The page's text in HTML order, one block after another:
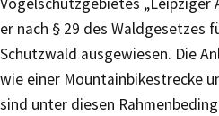
er nach § 29 des Waldgesetzes
Schutzwald ausgewiesen. Die
wie einer Mountainbikestrecke
sind unter diesen